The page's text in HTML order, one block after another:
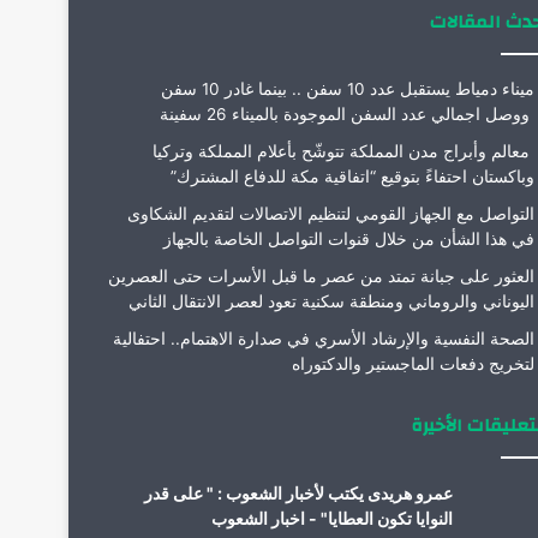
المقالات
ميناء دمياط يستقبل عدد 10 سفن .. بينما غادر 10 سفن
ووصل اجمالي عدد السفن الموجودة بالميناء 26 سفينة
معالم وأبراج مدن المملكة تتوشّح بأعلام المملكة وتركيا
وباكستان احتفاءً بتوقيع “اتفاقية مكة للدفاع المشترك”
التواصل مع الجهاز القومي لتنظيم الاتصالات لتقديم الشكاوى
في هذا الشأن من خلال قنوات التواصل الخاصة بالجهاز
العثور على جبانة تمتد من عصر ما قبل الأسرات حتى العصرين
اليوناني والروماني ومنطقة سكنية تعود لعصر الانتقال الثاني
الصحة النفسية والإرشاد الأسري في صدارة الاهتمام.. احتفالية
لتخريج دفعات الماجستير والدكتوراه
الأخيرة
عمرو هريدى يكتب لأخبار الشعوب : " على قدر
النوايا تكون العطايا" - اخبار الشعوب